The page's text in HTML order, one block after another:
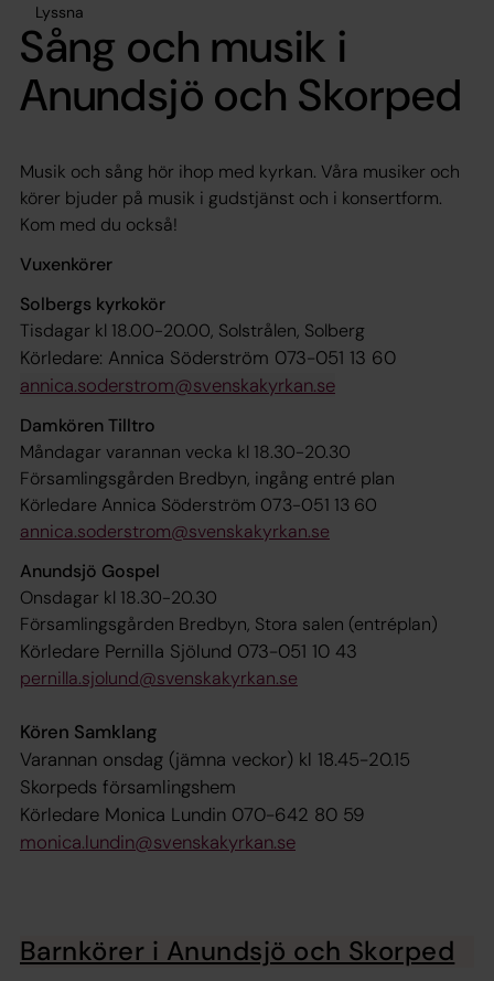
Lyssna
Sång och musik i
Anundsjö och Skorped
Musik och sång hör ihop med kyrkan. Våra musiker och
körer bjuder på musik i gudstjänst och i konsertform.
Kom med du också!
Vuxenkörer
Solbergs kyrkokör
Tisdagar kl 18.00-20.00, Solstrålen, Solberg
Körledare: Annica Söderström 073-051 13 60
annica.soderstrom@svenskakyrkan.se
Damkören Tilltro
Måndagar varannan vecka kl 18.30-20.30
Församlingsgården Bredbyn, ingång entré plan
Körledare Annica Söderström 073-051 13 60
annica.soderstrom@svenskakyrkan.se
Anundsjö Gospel
Onsdagar kl 18.30-20.30
Församlingsgården Bredbyn, Stora salen (entréplan)
Körledare Pernilla Sjölund 073-051 10 43
pernilla.sjolund@svenskakyrkan.se
Kören Samklang
Varannan onsdag (jämna veckor) kl 18.45-20.15
Skorpeds församlingshem
Körledare Monica Lundin 070-642 80 59
monica.lundin@svenskakyrkan.se
Barnkörer i Anundsjö och Skorped